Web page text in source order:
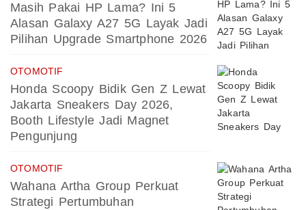
Masih Pakai HP Lama? Ini 5
Alasan Galaxy A27 5G Layak Jadi
Pilihan Upgrade Smartphone 2026
OTOMOTIF
Honda Scoopy Bidik Gen Z Lewat
Jakarta Sneakers Day 2026,
Booth Lifestyle Jadi Magnet
Pengunjung
OTOMOTIF
Wahana Artha Group Perkuat
Strategi Pertumbuhan